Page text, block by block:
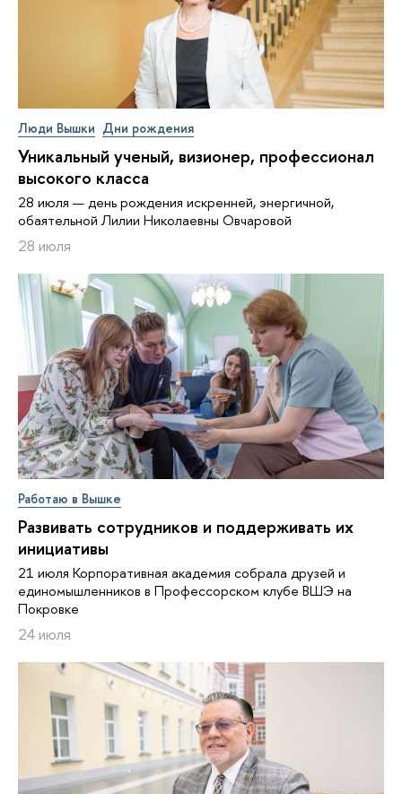
Люди Вышки Дни рождения
Уникальный ученый, визионер, про­фес­си­о­нал
высокого класса
28 июля — день рождения искренней, энергичной,
обаятельной Лилии Николаевны Овчаровой
28 июля
Работаю в Вышке
Развивать сотрудников и поддерживать их
инициативы
21 июля Корпоративная академия собрала друзей и
единомышленников в Профессорском клубе ВШЭ на
Покровке
24 июля